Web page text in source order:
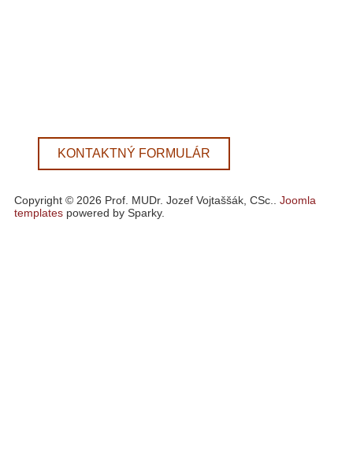
KONTAKTNÝ FORMULÁR
Copyright © 2026 Prof. MUDr. Jozef Vojtaššák, CSc.. Joomla
templates powered by Sparky.